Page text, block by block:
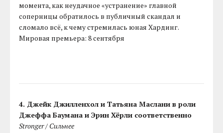
момента, как неудачное «устранение» главной
соперницы обратилось в публичный скандал и
сломало всё, к чему стремилась юная Хардинг.
Мировая премьера: 8 сентября
4. Джейк Джилленхол и Татьяна Маслани в роли
Джеффа Баумана и Эрин Хёрли соответственно
Stronger / Сильнее